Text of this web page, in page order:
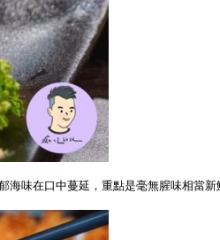
味在口中蔓延，重點是毫無腥味相當